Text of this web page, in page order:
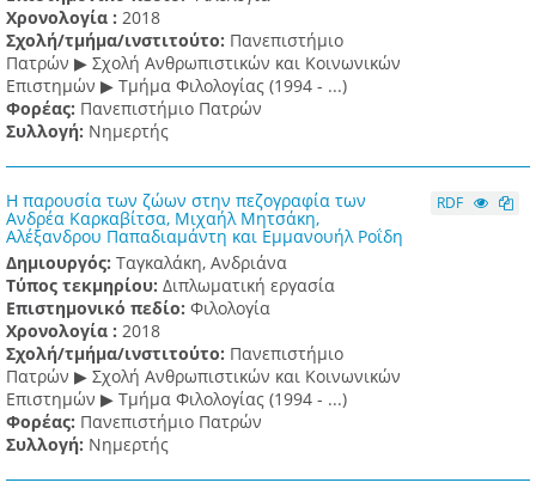
Χρονολογία : 2018
Σχολή/τμήμα/ινστιτούτο: Πανεπιστήμιο
Πατρών ▶ Σχολή Ανθρωπιστικών και Κοινωνικών
Επιστημών ▶ Τμήμα Φιλολογίας (1994 - ...)
Φορέας: Πανεπιστήμιο Πατρών
Συλλογή: Νημερτής
Η παρουσία των ζώων στην πεζογραφία των
Ανδρέα Καρκαβίτσα, Μιχαήλ Μητσάκη,
Αλέξανδρου Παπαδιαμάντη και Εμμανουήλ Ροΐδη
Δημιουργός: Ταγκαλάκη, Ανδριάνα
Τύπος τεκμηρίου: Διπλωματική εργασία
Επιστημονικό πεδίο: Φιλολογία
Χρονολογία : 2018
Σχολή/τμήμα/ινστιτούτο: Πανεπιστήμιο
Πατρών ▶ Σχολή Ανθρωπιστικών και Κοινωνικών
Επιστημών ▶ Τμήμα Φιλολογίας (1994 - ...)
Φορέας: Πανεπιστήμιο Πατρών
Συλλογή: Νημερτής
RDF